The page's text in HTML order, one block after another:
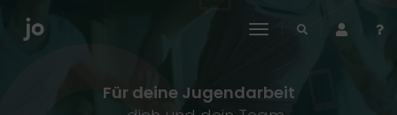
toggle
Für deine Jugendarbeit